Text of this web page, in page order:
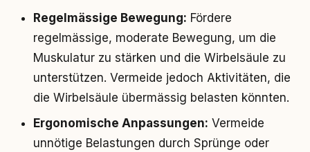
Regelmässige Bewegung: Fördere
regelmässige, moderate Bewegung, um die
Muskulatur zu stärken und die Wirbelsäule zu
unterstützen. Vermeide jedoch Aktivitäten, die
die Wirbelsäule übermässig belasten könnten.
Ergonomische Anpassungen: Vermeide
unnötige Belastungen durch Sprünge oder